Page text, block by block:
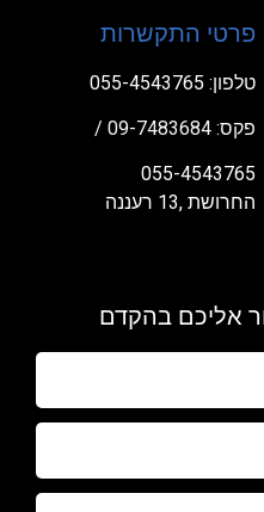
פרטי התקשרות
טלפון: 055-4543765
פקס: 09-7483684 /
055-4543765
החרושת ,13 רעננה
אליכם בהקדם